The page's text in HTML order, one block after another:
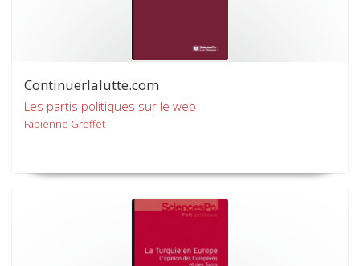
Continuerlalutte.com
Les partis politiques sur le web
Fabienne Greffet